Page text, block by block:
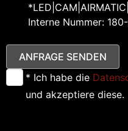
Interne Nummer:
ANFRAGE SENDEN
* Ich habe die
und akzeptiere diese.